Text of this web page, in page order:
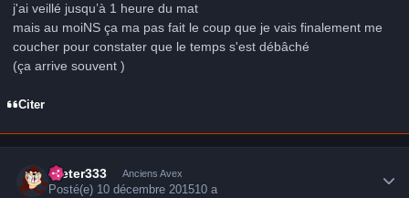
j'ai veillé jusqu’à 1 heure du mat
mais au moiNS ça ma pas fait le coup que je vais finalement me
coucher pour constater que le temps s'est débâché
(ça arrive souvent )
Citer
Dieter333 Anciens Avex
Posté(e) 10 décembre 201510 a